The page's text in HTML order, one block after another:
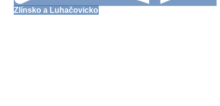
Zlínsko a Luhačovicko